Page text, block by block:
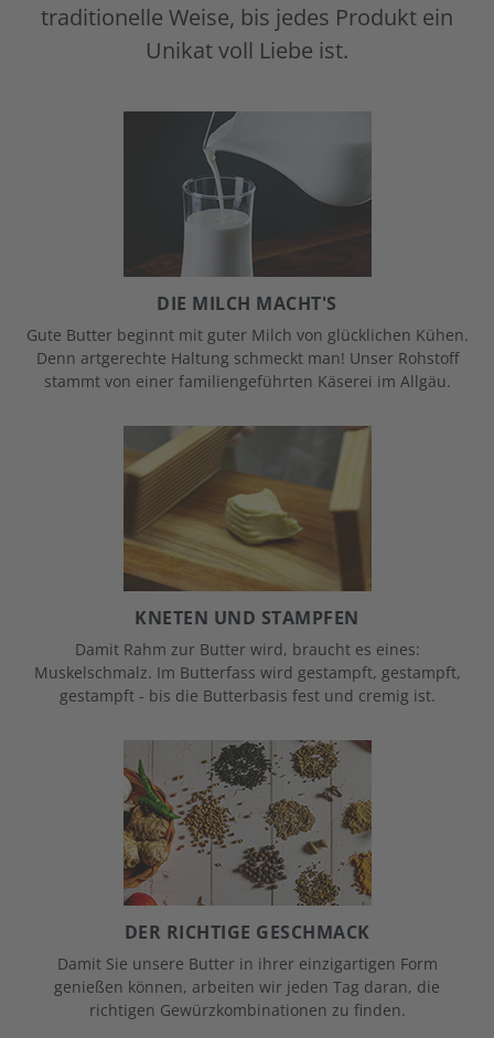
traditionelle Weise, bis jedes Produkt ein
Unikat voll Liebe ist.
DIE MILCH MACHT'S
Gute Butter beginnt mit guter Milch von glücklichen Kühen.
Denn artgerechte Haltung schmeckt man! Unser Rohstoff
stammt von einer familiengeführten Käserei im Allgäu.
KNETEN UND STAMPFEN
Damit Rahm zur Butter wird, braucht es eines:
Muskelschmalz. Im Butterfass wird gestampft, gestampft,
gestampft - bis die Butterbasis fest und cremig ist.
DER RICHTIGE GESCHMACK
Damit Sie unsere Butter in ihrer einzigartigen Form
genießen können, arbeiten wir jeden Tag daran, die
richtigen Gewürzkombinationen zu finden.